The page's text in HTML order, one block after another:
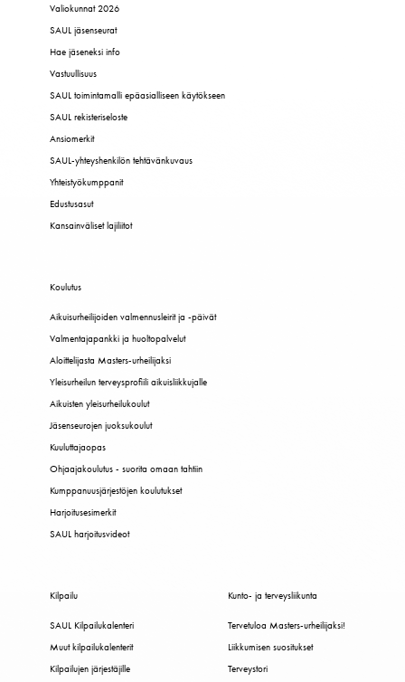
Valiokunnat 2026
SAUL jäsenseurat
Hae jäseneksi info
Vastuullisuus
SAUL toimintamalli epäasialliseen käytökseen
SAUL rekisteriseloste
Ansiomerkit
SAUL-yhteyshenkilön tehtävänkuvaus
Yhteistyökumppanit
Edustusasut
Kansainväliset lajiliitot
Koulutus
Aikuisurheilijoiden valmennusleirit ja -päivät
Valmentajapankki ja huoltopalvelut
Aloittelijasta Masters-urheilijaksi
Yleisurheilun terveysprofiili aikuisliikkujalle
Aikuisten yleisurheilukoulut
Jäsenseurojen juoksukoulut
Kuuluttajaopas
Ohjaajakoulutus - suorita omaan tahtiin
Kumppanuusjärjestöjen koulutukset
Harjoitusesimerkit
SAUL harjoitusvideot
Kilpailu
SAUL Kilpailukalenteri
Muut kilpailukalenterit
Kilpailujen järjestäjille
Kunto- ja terveysliikunta
Tervetuloa Masters-urheilijaksi!
Liikkumisen suositukset
Terveystori